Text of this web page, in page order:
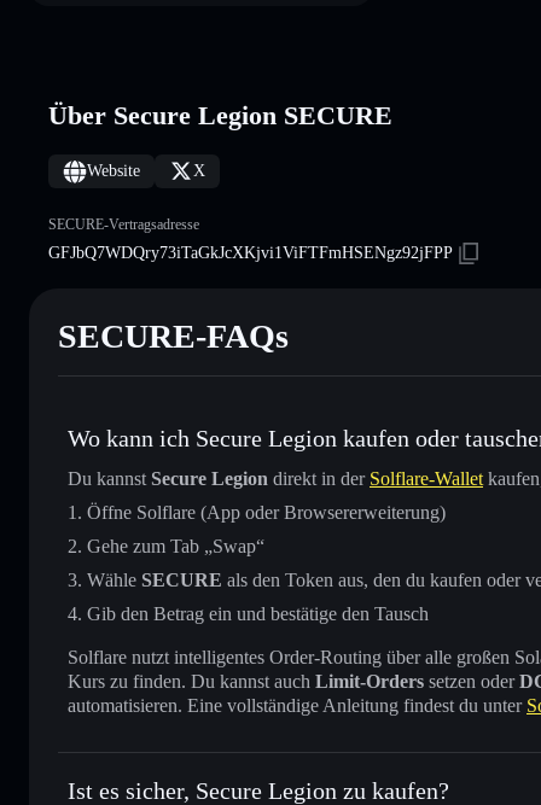
Über Secure Legion SECURE
Website X
SECURE-Vertragsadresse
GFJbQ7WDQry73iTaGkJcXKjvi1ViFTFmHSENgz92jFPP
SECURE-FAQs
Wo kann ich Secure Legion kaufen oder
Du kannst Secure Legion direkt in der Solflare-Wallet
Öffne Solflare (App oder Browsererweiterung)
Gehe zum Tab „Swap“
Wähle SECURE als den Token aus, den du kaufen oder
Gib den Betrag ein und bestätige den Tausch
Solflare nutzt intelligentes Order-Routing über alle großen
Kurs zu finden. Du kannst auch Limit-Orders setzen oder
automatisieren. Eine vollständige Anleitung findest du unter
Ist es sicher, Secure Legion zu kaufen?